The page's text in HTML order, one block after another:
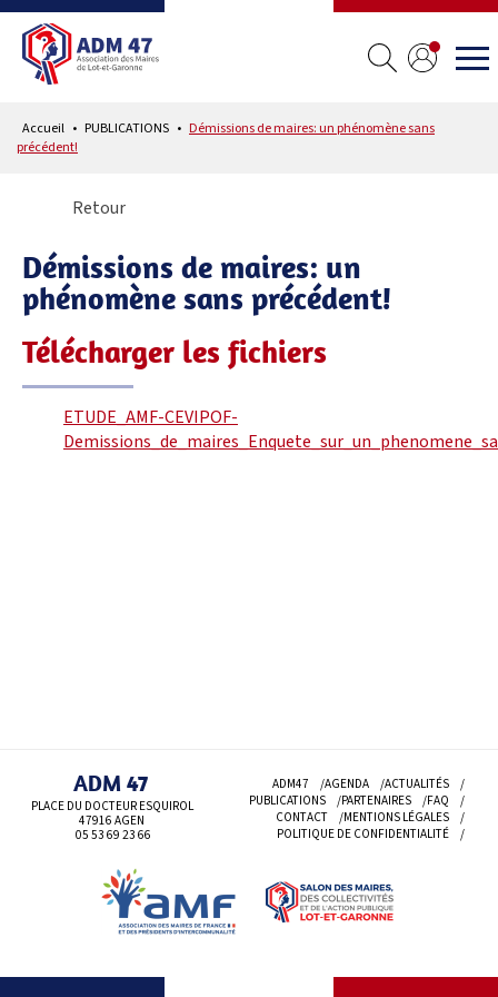
Accueil PUBLICATIONS
Démissions de maires: un phénomène sans
précédent!
Retour
Démissions de maires: un
phénomène sans précédent!
Télécharger les fichiers
ETUDE_AMF-CEVIPOF-
ADM 47
PLACE DU DOCTEUR ESQUIROL
47916 AGEN
05 53 69 23 66
ADM47 AGENDA
ACTUALITÉS
PUBLICATIONS
PARTENAIRES
FAQ
CONTACT
MENTIONS LÉGALES
POLITIQUE DE CONFIDENTIALITÉ